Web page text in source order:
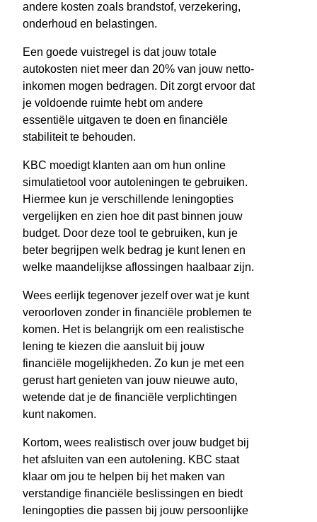
andere kosten zoals brandstof, verzekering,
onderhoud en belastingen.
Een goede vuistregel is dat jouw totale
autokosten niet meer dan 20% van jouw netto-
inkomen mogen bedragen. Dit zorgt ervoor dat
je voldoende ruimte hebt om andere
essentiële uitgaven te doen en financiële
stabiliteit te behouden.
KBC moedigt klanten aan om hun online
simulatietool voor autoleningen te gebruiken.
Hiermee kun je verschillende leningopties
vergelijken en zien hoe dit past binnen jouw
budget. Door deze tool te gebruiken, kun je
beter begrijpen welk bedrag je kunt lenen en
welke maandelijkse aflossingen haalbaar zijn.
Wees eerlijk tegenover jezelf over wat je kunt
veroorloven zonder in financiële problemen te
komen. Het is belangrijk om een realistische
lening te kiezen die aansluit bij jouw
financiële mogelijkheden. Zo kun je met een
gerust hart genieten van jouw nieuwe auto,
wetende dat je de financiële verplichtingen
kunt nakomen.
Kortom, wees realistisch over jouw budget bij
het afsluiten van een autolening. KBC staat
klaar om jou te helpen bij het maken van
verstandige financiële beslissingen en biedt
leningopties die passen bij jouw persoonlijke